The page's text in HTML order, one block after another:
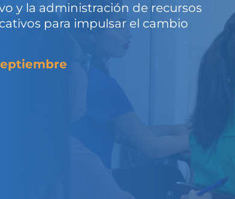
y la administración de recursos
para impulsar el cambio